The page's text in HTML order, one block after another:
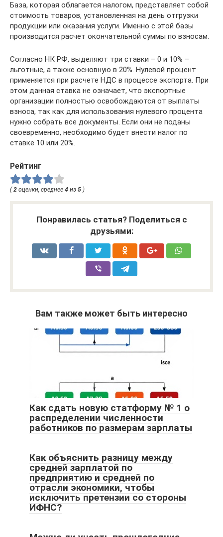
База, которая облагается налогом, представляет собой
стоимость товаров, установленная на день отгрузки
продукции или оказания услуги. Именно с этой базы
производится расчет окончательной суммы по взносам.
Согласно НК РФ, выделяют три ставки – 0 и 10% –
льготные, а также основную в 20%. Нулевой процент
применяется при расчете НДС в процессе экспорта. При
этом данная ставка не означает, что экспортные
организации полностью освобождаются от выплаты
взноса, так как для использования нулевого процента
нужно собрать все документы. Если они не поданы
своевременно, необходимо будет внести налог по
ставке 10 или 20%.
Рейтинг
(2 оценки, среднее 4 из 5 )
Понравилась статья? Поделиться с
друзьями:
Вам также может быть интересно
Как сдать новую статформу № 1 о
распределении численности
работников по размерам зарплаты
Как объяснить разницу между
средней зарплатой по
предприятию и средней по
отрасли экономики, чтобы
исключить претензии со стороны
ИФНС?